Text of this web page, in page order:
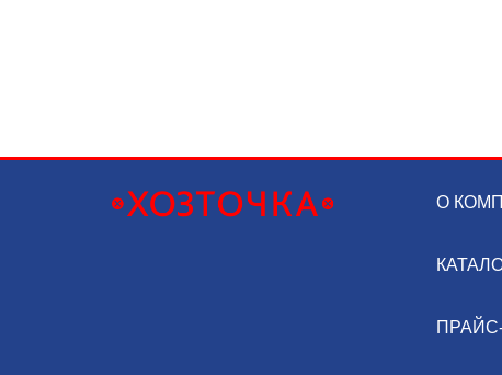
О